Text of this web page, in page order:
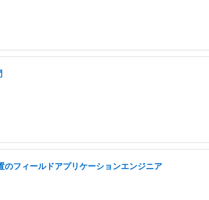
フィールドアプリケーションエンジニア